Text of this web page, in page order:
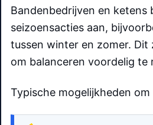
Bandenbedrijven en ketens
seizoensacties aan,
tussen winter en zomer. Dit
om balanceren voordelig te
Typische mogelijkheden